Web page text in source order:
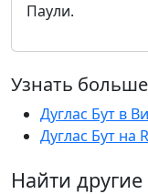
Паули.
Узнать
Дуглас Бут в
Дуглас Бут на
Найти